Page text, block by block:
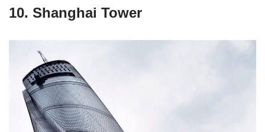
10. Shanghai Tower